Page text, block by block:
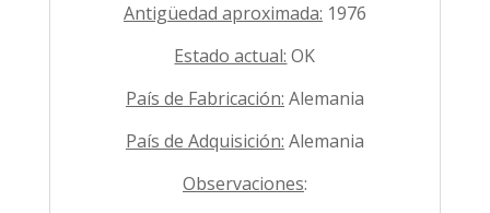
Antigüedad aproximada: 1976
Estado actual: OK
País de Fabricación: Alemania
País de Adquisición: Alemania
Observaciones: